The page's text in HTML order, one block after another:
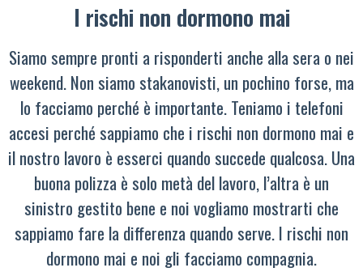
I rischi non dormono mai
Siamo sempre pronti a risponderti anche alla sera o nei
weekend. Non siamo stakanovisti, un pochino forse, ma
lo facciamo perché è importante. Teniamo i telefoni
accesi perché sappiamo che i rischi non dormono mai e
il nostro lavoro è esserci quando succede qualcosa. Una
buona polizza è solo metà del lavoro, l’altra è un
sinistro gestito bene e noi vogliamo mostrarti che
sappiamo fare la differenza quando serve. I rischi non
dormono mai e noi gli facciamo compagnia.